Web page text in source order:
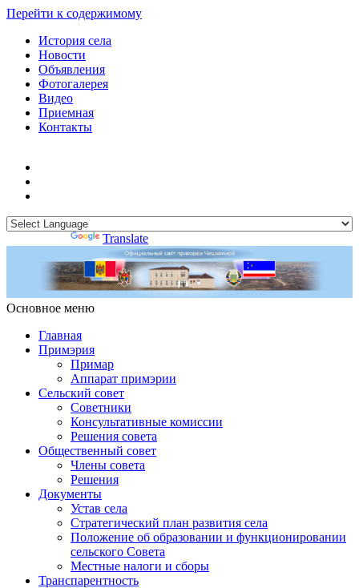
Перейти к содержимому
История села
Новости
Объявления
Фотогалерея
Видео
Приемная
Контакты
Translate
Основное меню
Примэрия Чишмикиой
Главная
Примэрия
Примар
Аппарат примэрии
Сельский совет
Советники
Консультативные комиссии
Решения совета
Общественный совет
Члены совета
Решения
Документы
Устав села
Стратегический план развития села
Положение об образовании и функционировании
сельского Совета
Местные налоги и сборы
Транспарентность